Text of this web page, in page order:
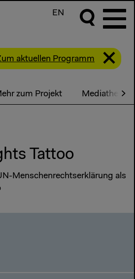
EN
aktuellen Programm
zum Projekt Mediathek
Tattoo
Menschenrechtserklärung als